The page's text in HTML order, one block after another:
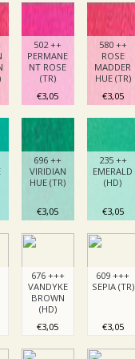
502 ++
PERMANE
NT ROSE
(TR)
€3,05
580 ++
ROSE
MADDER
HUE (TR)
€3,05
696 ++
VIRIDIAN
HUE (TR)
€3,05
235 ++
EMERALD
(HD)
€3,05
676 +++
VANDYKE
BROWN
(HD)
€3,05
609 +++
SEPIA (TR)
€3,05